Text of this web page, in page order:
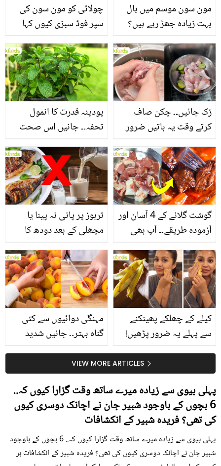
چولائی کو مون سون کی
سپر فوڈ سبزی کیوں کہا
منرلز اور اینٹی آکسیڈنٹس
سے بھرپور اس سبزی کے
فائدے
مون سون موسم میں بال
بہت زیادہ جھڑ رہے ہیں؟
بنانے کے چند قدرتی طریقے
پودینہ قدرت کا انمول
تحفہ۔۔ جانیں اس صحت
انگیز طبی فوائد
رُک جائیں۔۔ چکن صاف
کرتے وقت یہ باتیں ضرور
تربوز پر پانی نہ پینا یا
مچھلی کے بعد دودھ کا
سے متعلق غلط فہمیوں کی
حقیقت کیا ہے اور افواہ
کیا؟
گوشت گلانے کے 4 آسان اور
آزمودہ طریقے۔۔ آپ بھی
بتائے راز
مہنگی دوائیوں سے کئی
گناہ بہتر۔۔ جانیں شدید
کیوں کھانا چاہیے؟
کیلے کے چھلکے پھینکنے
سے پہلے یہ ضرور پڑھیں!
سستا اور قدرتی حلVIEW MORE ARTICLES
پہلی بیوی سے زیادہ میرے ساتھ وقت گزارا کیوں کہ..
6 بچوں کے باوجود شبیر جان نے اچانک دوسری کیوں
کی تھی؟ فریدہ شبیر کے انکشافات
پہلی بیوی سے زیادہ میرے ساتھ وقت گزارا کیوں کہ.. 6 بچوں کے باوجود
شبیر جان نے اچانک دوسری کیوں کی تھی؟ فریدہ شبیر کے انکشافات ہر